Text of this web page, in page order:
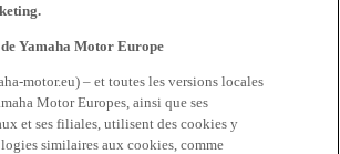
Yamaha Motor Europe
motor.eu) – et toutes les versions locales
Motor Europes, ainsi que ses
et ses filiales, utilisent des cookies y
similaires aux cookies, comme